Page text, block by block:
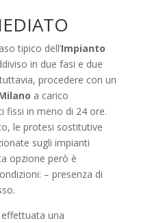
tipico dell’Impianto
in due fasi e due
procedere con un
a carico
fissi in meno di 24 ore.
le protesi sostitutive
sugli impianti
opzione però è
– presenza di
una